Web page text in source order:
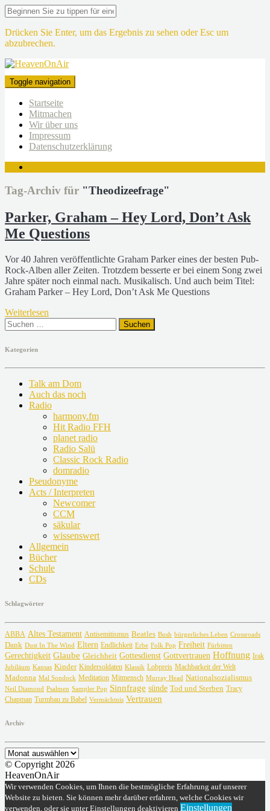
Drücken Sie Enter, um das Ergebnis zu sehen oder Esc um
abzubrechen.
Toggle navigation
Startseite
Mitmachen
Wir über uns
Impressum
Datenschutzerklärung
Tag-Archiv für "Theodizeefrage"
Parker, Graham – Hey Lord, Don’t Ask
Me Questions
Vor 40 Jahren veröffentlichte Graham Parker eines der besten Pub-
Rock-Alben aller Zeiten. Trotzdem besserte er bei einem Song zwei
Jahre später noch einmal nach. Musikalisch. Und auch beim Titel:
Graham Parker – Hey Lord, Don’t Ask Me Questions
Weiterlesen
Suchen
nach:
Kategorien
Talk am Dom
Auch das noch
Radio
harmony.fm
Hit Radio FFH
planet radio
Radio Salü
Classic Rock Radio
domradio
Pseudonyme
Acts / Interpreten
Newcomer
CCM
säkular
wissenswert
Allgemein
Bücher
Schule
CDs
Schlagwörter
ABBA Altes Testament Antisemitismus Beatles Bush bürgerliches Leben Crossroads
Dank Dust In The Wind Eltern Endlichkeit Erbe Folk Pop Freiheit Fürbitten
Gerechtigkeit Glaube Gleichheit Gottesdienst Gottvertrauen Hoffnung Irak
Jubiläum Kansas Kinder Kindersoldaten Klassik Lobpreis Machbarkeit der Welt
Madonna Mal Sondock Meditation Mitmensch Murray Head Nationalsozialismus
Neil Diamond Psalmen Sampler Pop Sinnfrage sünde Tod und Sterben Tracy
Chapman Turmbau zu Babel Vermächtnis Vertrauen
Archiv
Archiv
© Copyright 2026
HeavenOnAir
Wir verwenden Cookies, um Ihnen die bestmögliche Erfahrung auf unserer
Website zu bieten. Sie können mehr darüber erfahren, welche Cookies wir
verwenden, oder sie unter Einstellungen deaktivieren Einstellungen